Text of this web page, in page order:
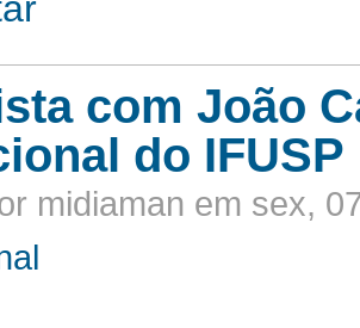
com João
do IFUSP
midiaman em sex,